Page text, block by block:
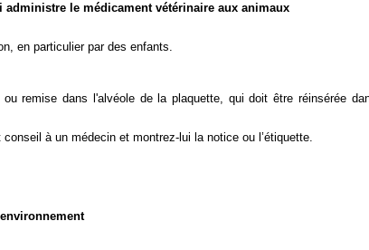
le médicament vétérinaire aux animaux
en particulier par des enfants.
remise dans l'alvéole de la plaquette, qui doit être réinsérée
à un médecin et montrez-lui la notice ou l’étiquette.